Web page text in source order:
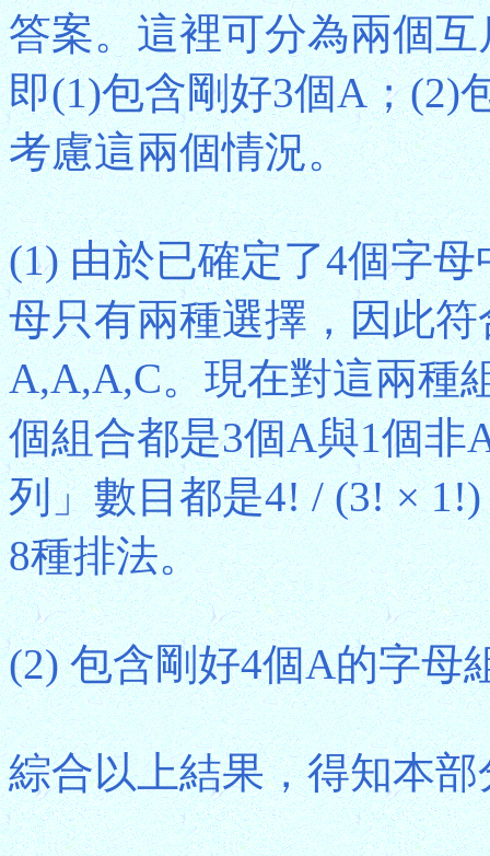
答案。這裡可分為兩個
即(1)包含剛好3個A；(2)
考慮這兩個情況。
(1) 由於已確定了4個字
母只有兩種選擇，因此
A,A,A,C。現在對這兩種
個組合都是3個A與1個非
列」數目都是4! / (3! ×
8種排法。
(2) 包含剛好4個A的字母
綜合以上結果，得知本